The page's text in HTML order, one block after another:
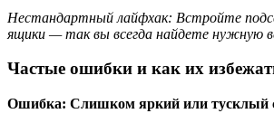
Нестандартный лайфхак: Встройте
ящики — так вы всегда найдете нужную
Частые ошибки и как их
Ошибка: Слишком яркий или тусклый